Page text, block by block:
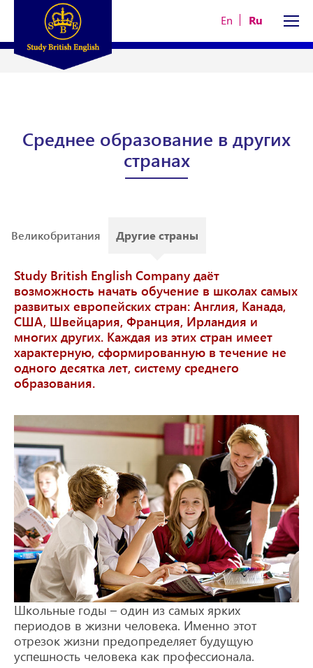
En Ru
Среднее образование в других
странах
Великобритания Другие страны
Study British English Company даёт
возможность начать обучение в школах самых
развитых европейских стран: Англия, Канада,
США, Швейцария, Франция, Ирландия и
многих других. Каждая из этих стран имеет
характерную, сформированную в течение не
одного десятка лет, систему среднего
образования.
Школьные годы – один из самых ярких
периодов в жизни человека. Именно этот
отрезок жизни предопределяет будущую
успешность человека как профессионала.